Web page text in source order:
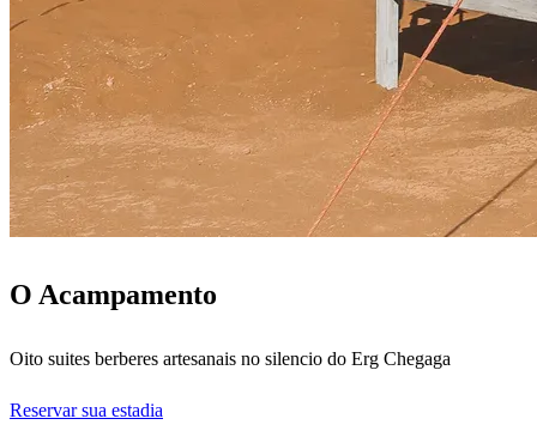
O Acampamento
Oito suites berberes artesanais no silencio do Erg Chegaga
Reservar sua estadia